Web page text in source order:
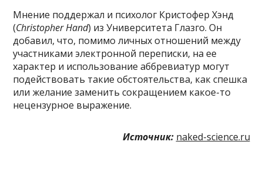
Мнение поддержал и психолог Кристофер Хэнд
(Christopher Hand) из Университета Глазго. Он
добавил, что, помимо личных отношений между
участниками электронной переписки, на ее
характер и использование аббревиатур могут
подействовать такие обстоятельства, как спешка
или желание заменить сокращением какое-то
нецензурное выражение.
Источник: naked-science.ru